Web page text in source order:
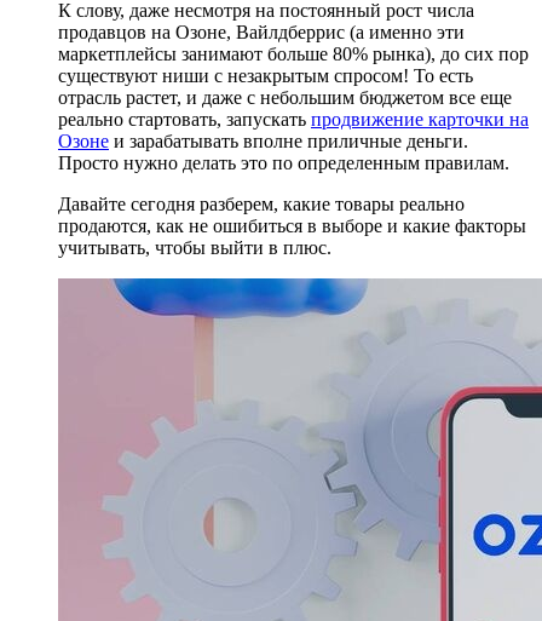
К слову, даже несмотря на постоянный рост числа
продавцов на Озоне, Вайлдберрис (а именно эти
маркетплейсы занимают больше 80% рынка), до сих пор
существуют ниши с незакрытым спросом! То есть
отрасль растет, и даже с небольшим бюджетом все еще
реально стартовать, запускать продвижение карточки на
Озоне и зарабатывать вполне приличные деньги.
Просто нужно делать это по определенным правилам.
Давайте сегодня разберем, какие товары реально
продаются, как не ошибиться в выборе и какие факторы
учитывать, чтобы выйти в плюс.